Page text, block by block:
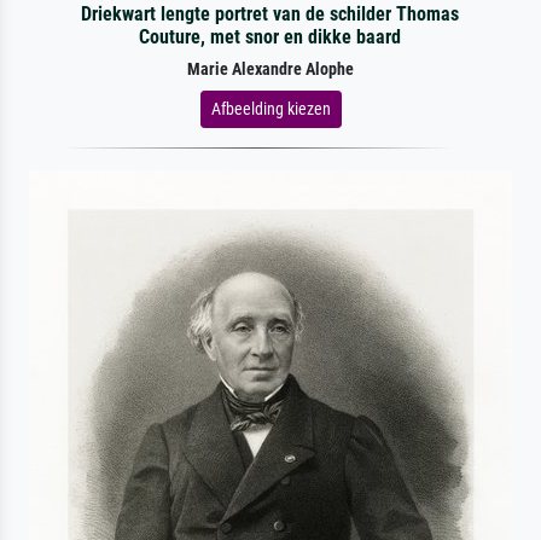
Driekwart lengte portret van de schilder Thomas
Couture, met snor en dikke baard
Marie Alexandre Alophe
Afbeelding kiezen